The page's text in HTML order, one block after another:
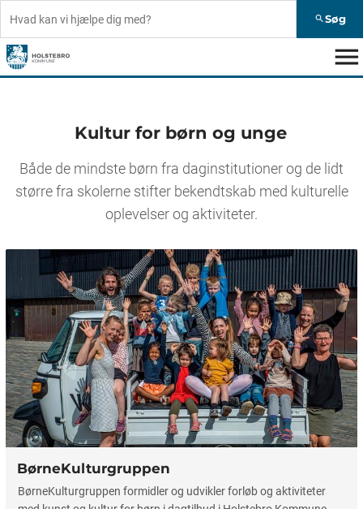
search Søg
menu
Kultur for børn og unge
Både de mindste børn fra daginstitutioner og de lidt
større fra skolerne stifter bekendtskab med kulturelle
oplevelser og aktiviteter.
BørneKulturgruppen
BørneKulturgruppen formidler og udvikler forløb og aktiviteter